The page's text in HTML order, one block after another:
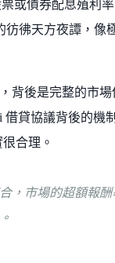
或債券配息殖利
彷彿天方夜譚，像
背後是完整的市場
借貸協議背後的機
合理。
，市場的超額報酬